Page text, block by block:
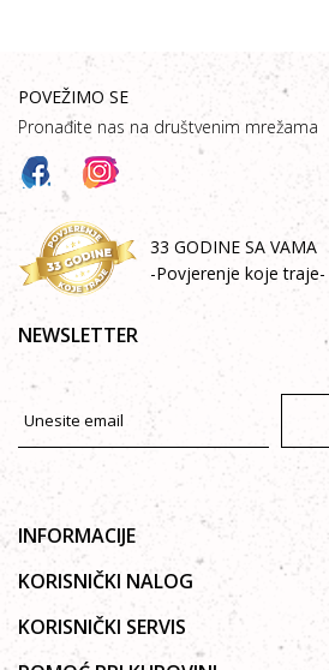
POVEŽIMO SE
Pronađite nas na društvenim mrežama
33 GODINE SA VAMA
-Povjerenje koje traje-
NEWSLETTER
INFORMACIJE
O nama
Galerija
KORISNIČKI NALOG
Uputstvo za registraciju
Zaboravljena lozinka
KORISNIČKI SERVIS